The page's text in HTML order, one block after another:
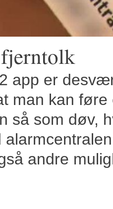
app er
man kan
så som døv,
andre